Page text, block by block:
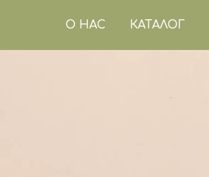
О НАС КАТАЛОГ